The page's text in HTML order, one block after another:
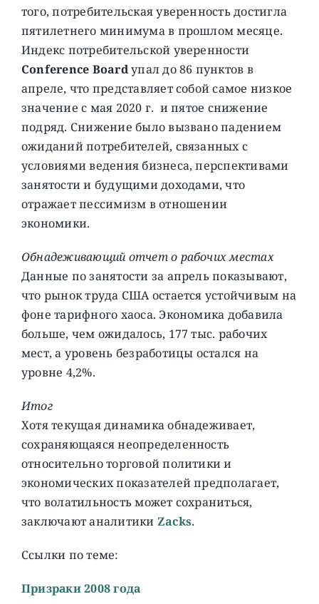
того, потребительская уверенность достигла
пятилетнего минимума в прошлом месяце.
Индекс потребительской уверенности
Conference Boardупал до 86 пунктов в
апреле, что представляет собой самое низкое
значение с мая 2020 г. и пятое снижение
подряд. Снижение было вызвано падением
ожиданий потребителей, связанных с
условиями ведения бизнеса, перспективами
занятости и будущими доходами, что
отражает пессимизм в отношении
экономики.
Обнадеживающий отчет о рабочих местах
Данные по занятости за апрель показывают,
что рынок труда США остается устойчивым на
фоне тарифного хаоса. Экономика добавила
больше, чем ожидалось, 177 тыс. рабочих
мест, а уровень безработицы остался на
уровне 4,2%.
Итог
Хотя текущая динамика обнадеживает,
сохраняющаяся неопределенность
относительно торговой политики и
экономических показателей предполагает,
что волатильность может сохраниться,
заключают аналитики Zacks.
Ссылки по теме:
Призраки 2008 года